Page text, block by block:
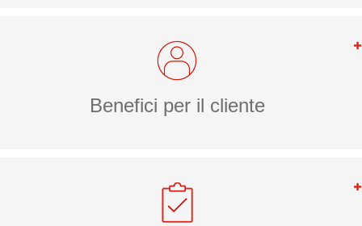
Benefici per il cliente